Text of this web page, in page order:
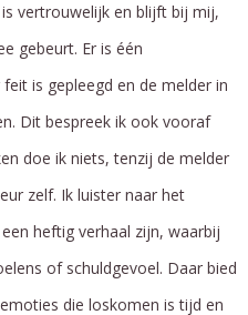
vertrouwelijk en blijft bij mij,
gebeurt. Er is één
is gepleegd en de melder in
Dit bespreek ik ook vooraf
doe ik niets, tenzij de melder
zelf. Ik luister naar het
heftig verhaal zijn, waarbij
of schuldgevoel. Daar bied
die loskomen is tijd en